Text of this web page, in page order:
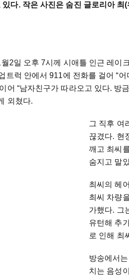
다. 작은 사진은 숨진 글로리아
2일 오후 7시께 시애틀 인근 레이
트럭 안에서 911에 전화를 걸어 “
어 “남자친구가 따라오고 있다. 방
외쳤다.
그 직후 여
끊겼다. 현
깨고 최씨
숨지고 말
최씨의 헤
최씨 차량
가했다. 그
유턴해 추
로 인해 최
방송에서
치는 음성